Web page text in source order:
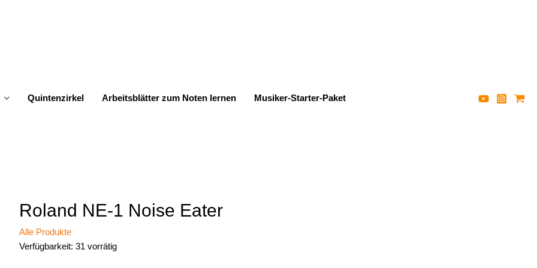
Quintenzirkel Arbeitsblätter zum Noten lernen Musiker-Starter-Paket
Roland NE-1 Noise Eater
Alle Produkte
Verfügbarkeit: 31 vorrätig